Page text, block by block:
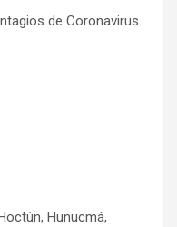
de Coronavirus.
Hunucmá,